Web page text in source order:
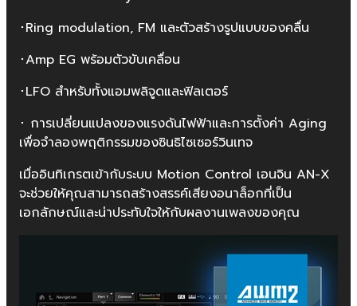
･Ring modulation, FM และตัวสร้างรูปแบบของคลื่น
･Amp EG พร้อมตัวขับเคลื่อน
･LFO สำหรับทั้งแอมพลิจูดและฟิลเตอร์
･ การเปลี่ยนแปลงของแรงดันไฟฟ้าและการตั้งค่า Aging
เพื่อจำลองพฤติกรรมของซินธิไซเซอร์วินเทจ
เมื่ออินทิเกรตเข้ากับระบบ Motion Control เอนจิน AN-X
จะช่วยให้คุณสามารถสร้างสรรค์เสียงอนาล็อกที่เป็น
เอกลักษณ์และน่าประทับใจให้กับผลงานเพลงของคุณ